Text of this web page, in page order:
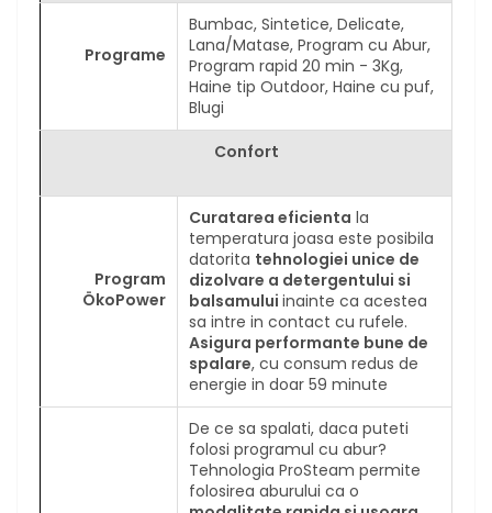
Programe
Bumbac, Sintetice, Delicate,
Lana/Matase, Program cu Abur,
Program rapid 20 min - 3Kg,
Haine tip Outdoor, Haine cu puf,
Blugi
Confort
Program
ÖkoPower
Curatarea eficienta la
temperatura joasa este posibila
datorita tehnologiei unice de
dizolvare a detergentului si
balsamului inainte ca acestea
sa intre in contact cu rufele.
Asigura performante bune de
spalare, cu consum redus de
energie in doar 59 minute
De ce sa spalati, daca puteti
folosi programul cu abur?
Tehnologia ProSteam permite
folosirea aburului ca o